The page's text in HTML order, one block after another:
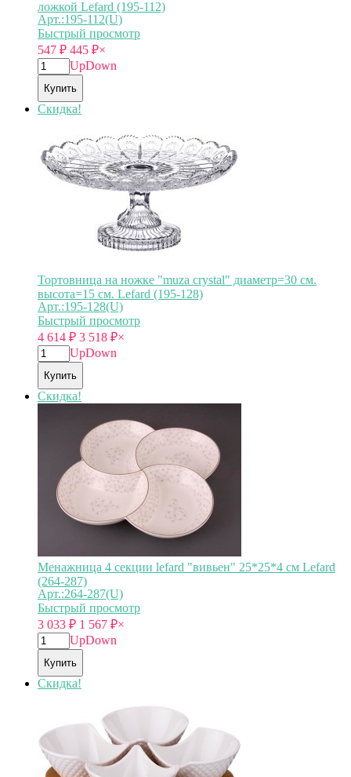
ложкой Lefard (195-112)
Арт.:195-112(U)
Быстрый просмотр
547 ₽ 445 ₽×
UpDown
Купить
Скидка!
Тортовница на ножке "muza crystal" диаметр=30 см.
высота=15 см. Lefard (195-128)
Арт.:195-128(U)
Быстрый просмотр
4 614 ₽ 3 518 ₽×
UpDown
Купить
Скидка!
Менажница 4 секции lefard "вивьен" 25*25*4 см Lefard
(264-287)
Арт.:264-287(U)
Быстрый просмотр
3 033 ₽ 1 567 ₽×
UpDown
Купить
Скидка!